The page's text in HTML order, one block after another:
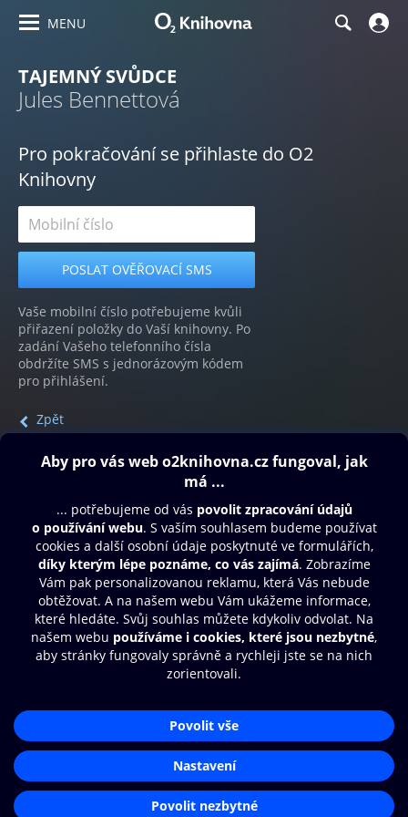
MENU
TAJEMNÝ SVŮDCE
Jules Bennettová
Pro pokračování se přihlaste do O2
Knihovny
Vaše mobilní číslo potřebujeme kvůli
přiřazení položky do Vaší knihovny. Po
zadání Vašeho telefonního čísla
obdržíte SMS s jednorázovým kódem
pro přihlášení.
Zpět
Obsah ke stažení
Moje O2 Knihovna
Další zábava
© O2 Czech Republic a.s.
Přístupnost
Zásady zpracování osobních údajů
Nastavení cookies
Aplikace O2 Knihovna
Čti a poslouchej své e-knihy a
audioknihy rychleji a pohodlněji.